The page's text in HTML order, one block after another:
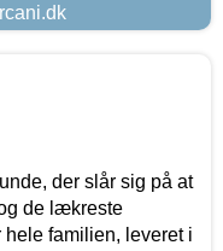
der slår sig på at
de lækreste
familien, leveret i